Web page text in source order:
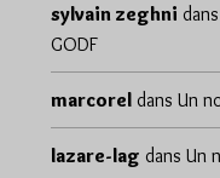
sylvain zeghni dans
GODF
marcorel dans Un
lazare-lag dans Un